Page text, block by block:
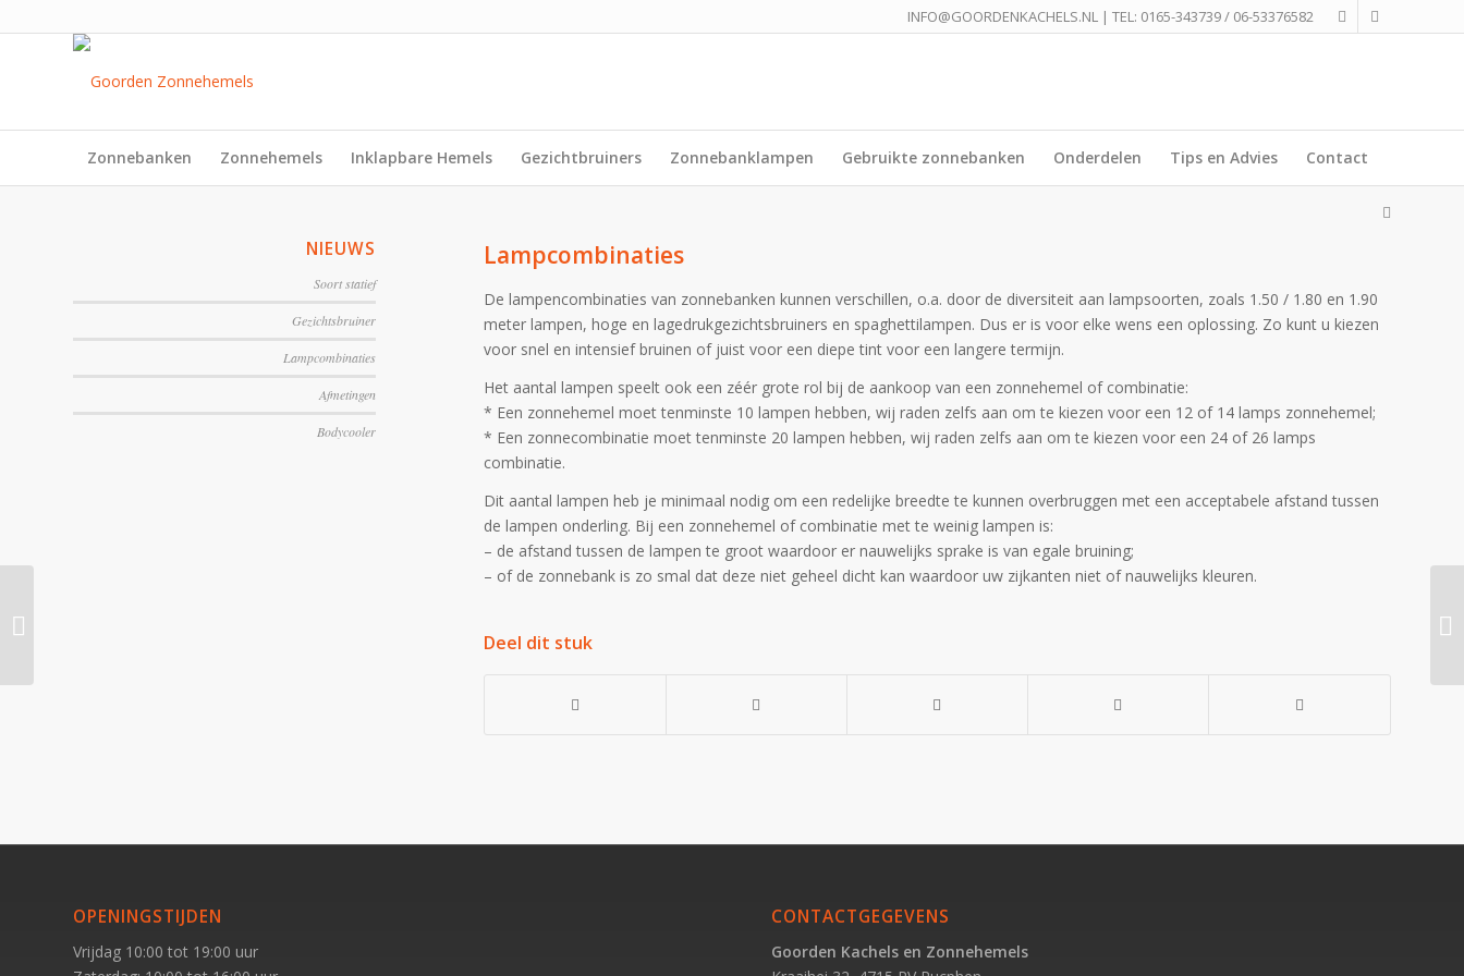
INFO@GOORDENKACHELS.NL | TEL: 0165-343739/ 06-53376582
Zonnebanken Zonnehemels Inklapbare Hemels Gezichtbruiners Zonnebanklampen Gebruikte zonnebanken Onderdelen Tips en Advies Contact
Lampcombinaties
De lampencombinaties van zonnebanken kunnen verschillen, o.a. door de diversiteit aan lampsoorten, zoals 1.50 / 1.80 en 1.90
meter lampen, hoge en lagedrukgezichtsbruiners en spaghettilampen. Dus er is voor elke wens een oplossing. Zo kunt u kiezen
voor snel en intensief bruinen of juist voor een diepe tint voor een langere termijn.
Het aantal lampen speelt ook een zéér grote rol bij de aankoop van een zonnehemel of combinatie:
* Een zonnehemel moet tenminste 10 lampen hebben, wij raden zelfs aan om te kiezen voor een 12 of 14 lamps zonnehemel;
* Een zonnecombinatie moet tenminste 20 lampen hebben, wij raden zelfs aan om te kiezen voor een 24 of 26 lamps
combinatie.
Dit aantal lampen heb je minimaal nodig om een redelijke breedte te kunnen overbruggen met een acceptabele afstand tussen
de lampen onderling. Bij een zonnehemel of combinatie met te weinig lampen is:
– de afstand tussen de lampen te groot waardoor er nauwelijks sprake is van egale bruining;
– of de zonnebank is zo smal dat deze niet geheel dicht kan waardoor uw zijkanten niet of nauwelijks kleuren.
Deel dit stuk
NIEUWS
Soort statief
Gezichtsbruiner
Lampcombinaties
Afmetingen
Bodycooler
OPENINGSTIJDEN
Vrijdag 10:00 tot 19:00 uur
CONTACTGEGEVENS
Goorden Kachels en Zonnehemels